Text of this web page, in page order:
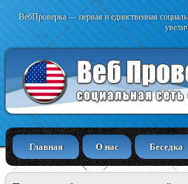
ВебПроверка — первая и единственная
Главная О нас Беседка